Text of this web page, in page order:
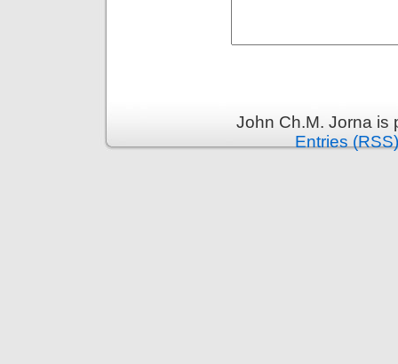
John Ch.M. Jorna
Entries (RSS)